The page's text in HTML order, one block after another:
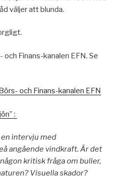
väljer att blunda.
Finans-kanalen EFN. Se
och Finans-kanalen EFN
:
intervju med
angående vindkraft. Är det
kritisk fråga om buller,
Visuella skador?